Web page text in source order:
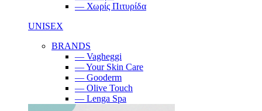
— Χωρίς Πιτυρίδα
UNISEX
BRANDS
— Vagheggi
— Your Skin Care
— Gooderm
— Olive Touch
— Lenga Spa